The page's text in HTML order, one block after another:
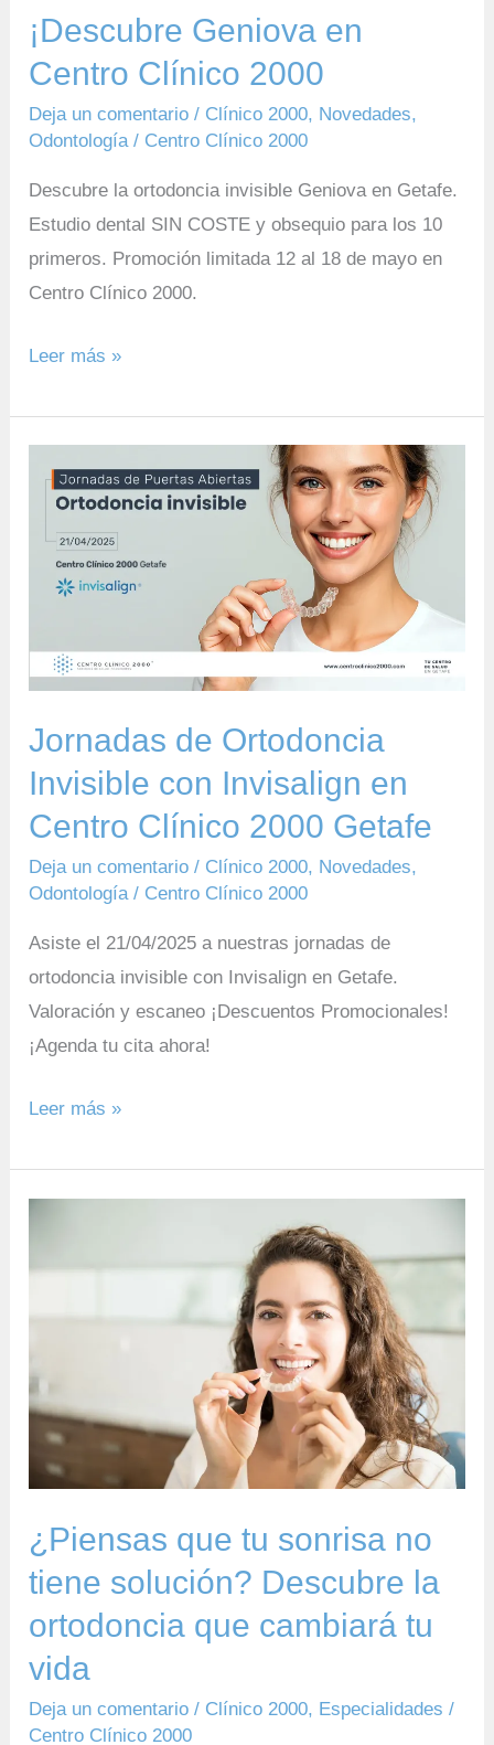
¡Descubre Geniova en
Centro Clínico 2000
Deja un comentario / Clínico 2000, Novedades,
Odontología/ Centro Clínico 2000
Descubre la ortodoncia invisible Geniova en Getafe.
Estudio dental SIN COSTE y obsequio para los 10
primeros. Promoción limitada 12 al 18 de mayo en
Centro Clínico 2000.
Clínico
2000
Leer más »
Jornadas de Ortodoncia
Invisible con Invisalign en
Centro Clínico 2000 Getafe
Deja un comentario / Clínico 2000, Novedades,
Odontología/ Centro Clínico 2000
Asiste el 21/04/2025 a nuestras jornadas de
ortodoncia invisible con Invisalign en Getafe.
Valoración y escaneo ¡Descuentos Promocionales!
¡Agenda tu cita ahora!
Ortodoncia
Invisible
Clínico
2000
Leer más »
¿Piensas que tu sonrisa no
tiene solución? Descubre la
ortodoncia que cambiará tu
vida
Deja un comentario / Clínico 2000, Especialidades /
Centro Clínico 2000
sonrisa
tiene
solución?
Descubre
la
ortodoncia
que
cambiará
tu
vida